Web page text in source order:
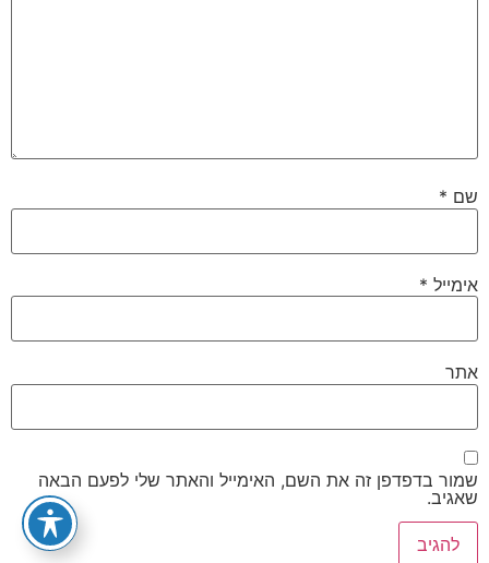
שם *
אימייל *
אתר
שמור בדפדפן זה את השם, האימייל והאתר שלי לפעם הבאה
שאגיב.